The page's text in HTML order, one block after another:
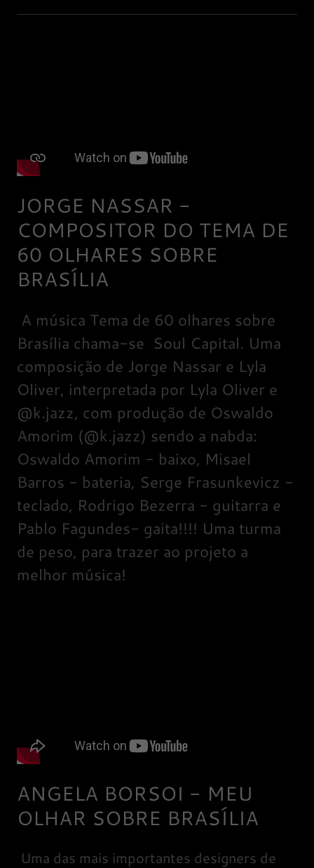
JORGE NASSAR -
COMPOSITOR DO TEMA DE
60 OLHARES SOBRE
BRASÍLIA
A música Tema de 60 olhares sobre
Brasília chama-se Soul Capital. Uma
composição de Jorge Nassar e Lyla
Oliver, interpretada por Lyla Oliver e
@k.jazz, com produção de Oswaldo
Amorim (@k.jazz) sendo a nabda:
Oswaldo Amorim - baixo, Misael
Barros - bateria, Serge Frasunkevicz -
teclado, Rodrigo Bezerra - guitarra e
Pablo Fagundes- gaita!!!! Uma turma
de peso, para trazer ao projeto a
melhor música!
ANGELA BORSOI - MEU
OLHAR SOBRE BRASÍLIA
Uma das mais importantes designers de